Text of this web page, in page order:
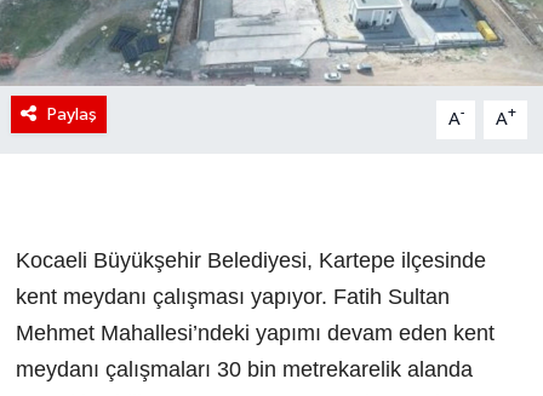
Paylaş A- A+
Kocaeli Büyükşehir Belediyesi, Kartepe ilçesinde
kent meydanı çalışması yapıyor. Fatih Sultan
Mehmet Mahallesi’ndeki yapımı devam eden kent
meydanı çalışmaları 30 bin metrekarelik alanda